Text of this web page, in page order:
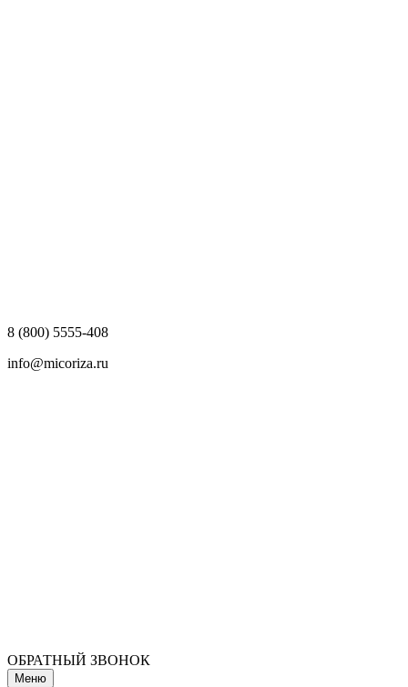
8 (800) 5555-408
info@micoriza.ru
ОБРАТНЫЙ ЗВОНОК
Меню